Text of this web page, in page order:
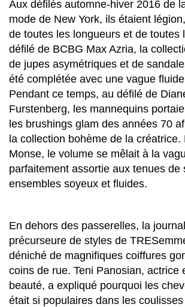
Aux défilés automne-hiver 2016 de
mode de New York, ils étaient
de toutes les longueurs et de toutes
défilé de BCBG Max Azria, la
de jupes asymétriques et de
été complétée avec une vague
Pendant ce temps, au défilé de
Furstenberg, les mannequins
les brushings glam des années 70
la collection bohème de la créatrice.
Monse, le volume se mêlait à la
parfaitement assortie aux tenues de
ensembles soyeux et fluides.
En dehors des passerelles, la
précurseure de styles de
déniché de magnifiques coiffures
coins de rue. Teni Panosian, actrice
beauté, a expliqué pourquoi les
était si populaires dans les